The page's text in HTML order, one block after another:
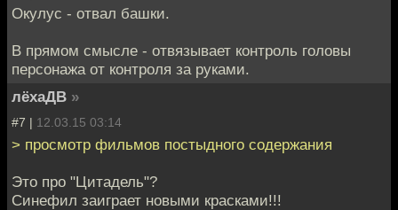
Окулус - отвал башки.
В прямом смысле - отвязывает контроль головы
персонажа от контроля за руками.
лёхаДВ »
#7 | 12.03.15 03:14
> просмотр фильмов постыдного содержания
Это про "Цитадель"?
Синефил заиграет новыми красками!!!